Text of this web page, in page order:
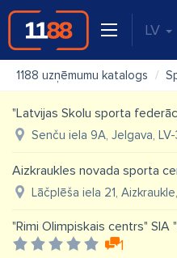
LV
1188 uzņēmumu katalogs
"Latvijas Skolu sporta
Senču iela 9A, Jelgava,
Aizkraukles novada sporta
Lāčplēša iela 21,
"Rimi Olimpiskais centrs"
1